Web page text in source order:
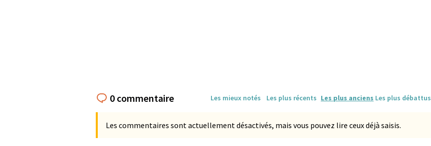
0 commentaire Les mieux notés Les plus récents Les plus anciens Les plus débattus
Les commentaires sont actuellement désactivés, mais vous pouvez lire ceux déjà saisis.